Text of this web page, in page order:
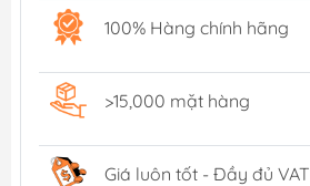
100% Hàng chính hãng
>15,000 mặt hàng
Giá luôn tốt - Đầy đủ VAT